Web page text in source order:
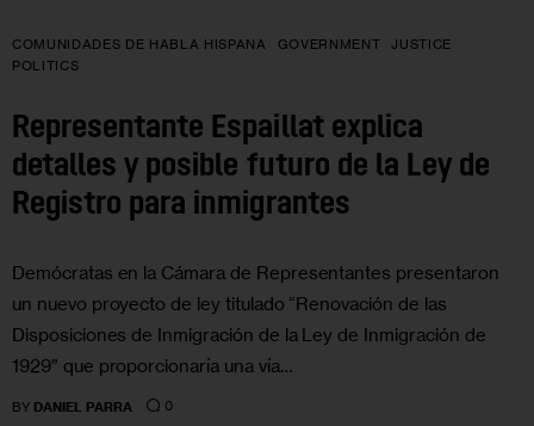
COMUNIDADES DE HABLA HISPANA GOVERNMENT
JUSTICE
POLITICS
Representante Espaillat explica
detalles y posible futuro de la Ley de
Registro para inmigrantes
Demócratas en la Cámara de Representantes presentaron
un nuevo proyecto de ley titulado “Renovación de las
Disposiciones de Inmigración de la Ley de Inmigración de
1929” que proporcionaría una vía…
BY DANIEL PARRA 0